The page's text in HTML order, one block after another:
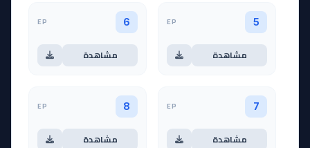
5
EP
مشاهدة
6
EP
مشاهدة
7
EP
مشاهدة
8
EP
مشاهدة